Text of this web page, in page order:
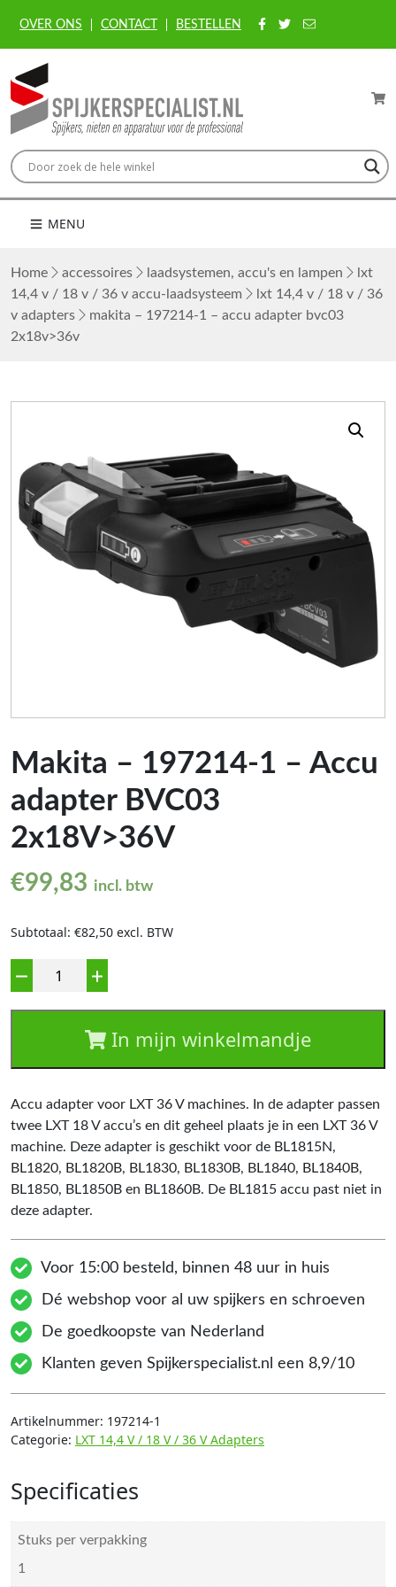
OVER ONS CONTACT BESTELLEN
MENU
Home accessoires laadsystemen, accu's en lampen
lxt
14,4 v / 18 v / 36 v accu-laadsysteem
lxt 14,4 v / 18 v / 36
v adapters
makita – 197214-1 – accu adapter bvc03
2x18v>36v
Makita – 197214-1 – Accu
adapter BVC03
2x18V>36V
€99,83 incl. btw
Subtotaal: €82,50 excl. BTW
In mijn winkelmandje
Accu adapter voor LXT 36 V machines. In de adapter passen
twee LXT 18 V accu’s en dit geheel plaats je in een LXT 36 V
machine. Deze adapter is geschikt voor de BL1815N,
BL1820, BL1820B, BL1830, BL1830B, BL1840, BL1840B,
BL1850, BL1850B en BL1860B. De BL1815 accu past niet in
deze adapter.
Voor 15:00 besteld, binnen 48 uur in huis
Dé webshop voor al uw spijkers en schroeven
De goedkoopste van Nederland
Klanten geven Spijkerspecialist.nl een 8,9/10
Artikelnummer: 197214-1
Categorie: LXT 14,4 V / 18 V / 36 V Adapters
Specificaties
Stuks per verpakking
1